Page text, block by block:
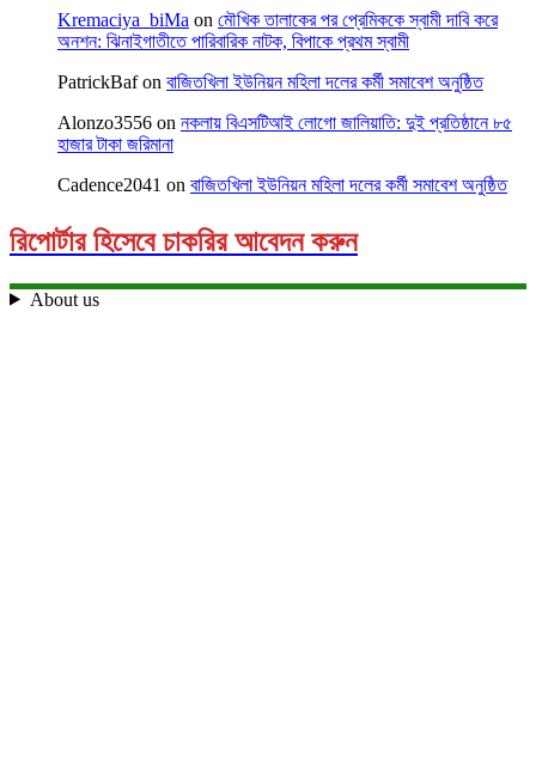
Kremaciya_biMa on মৌখিক তালাকের পর প্রেমিককে স্বামী দাবি করে
অনশন: ঝিনাইগাতীতে পারিবারিক নাটক, বিপাকে প্রথম স্বামী
PatrickBafon বাজিতখিলা ইউনিয়ন মহিলা দলের কর্মী সমাবেশ অনুষ্ঠিত
Alonzo3556 on নকলায় বিএসটিআই লোগো জালিয়াতি: দুই প্রতিষ্ঠানে ৮৫
হাজার টাকা জরিমানা
Cadence2041 on বাজিতখিলা ইউনিয়ন মহিলা দলের কর্মী সমাবেশ অনুষ্ঠিত
রিপোর্টার হিসেবে চাকরির আবেদন করুন
About us